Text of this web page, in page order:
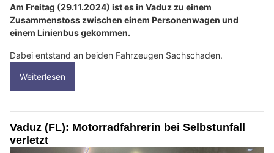
Am Freitag (29.11.2024) ist es in Vaduz zu einem
Zusammenstoss zwischen einem Personenwagen und
einem Linienbus gekommen.
Dabei entstand an beiden Fahrzeugen Sachschaden.
Weiterlesen
Vaduz (FL): Motorradfahrerin bei Selbstunfall
verletzt